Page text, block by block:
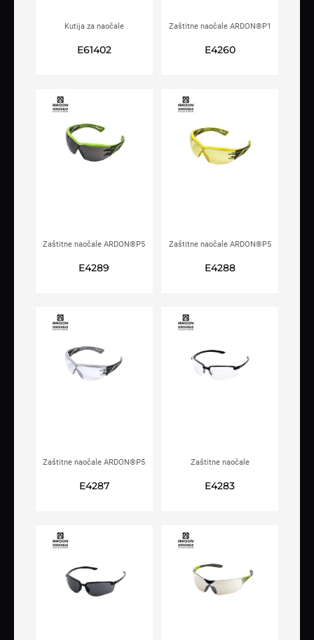
Kutija za naočale
E61402
Zaštitne naočale ARDON®P1
E4260
Zaštitne naočale ARDON®P5
E4289
Zaštitne naočale ARDON®P5
E4288
Zaštitne naočale ARDON®P5
E4287
Zaštitne naočale
E4283